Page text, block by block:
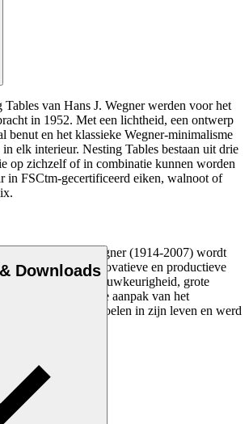
van Hans J. Wegner werden voor het
in 1952. Met een lichtheid, een ontwerp
benut en het klassieke Wegner-minimalisme
in elk interieur. Nesting Tables bestaan uit drie
op zichzelf of in combinatie kunnen worden
in FSCtm-gecertificeerd eiken, walnoot of
Hans J. Wegner (1914-2007) wordt
meest creatieve, innovatieve en productieve
bekend om zijn nauwkeurigheid, grote
en compromisloze aanpak van het
bijna 500 stoelen in zijn leven en werd
Downloads